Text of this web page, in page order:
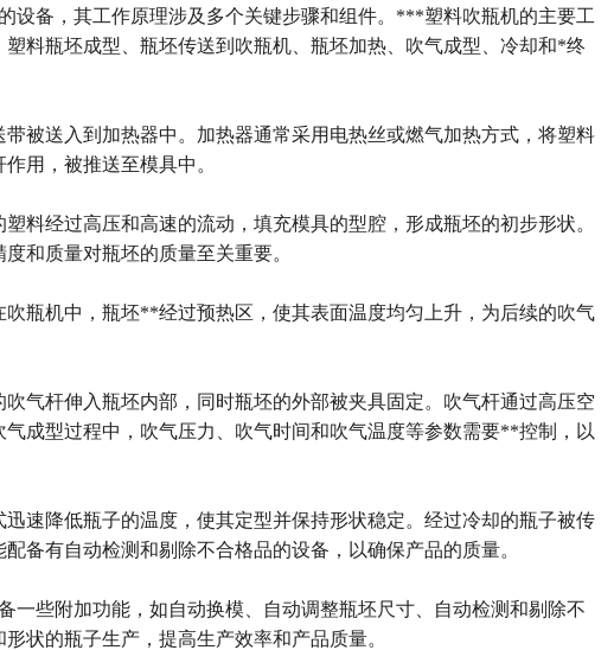
设备，其工作原理涉及多个关键步骤和组件。***塑料吹瓶机的主要工
料瓶坯成型、瓶坯传送到吹瓶机、瓶坯加热、吹气成型、冷却和*终
被送入到加热器中。加热器通常采用电热丝或燃气加热方式，将塑料
用，被推送至模具中。
料经过高压和高速的流动，填充模具的型腔，形成瓶坯的初步形状。
和质量对瓶坯的质量至关重要。
瓶机中，瓶坯**经过预热区，使其表面温度均匀上升，为后续的吹气
气杆伸入瓶坯内部，同时瓶坯的外部被夹具固定。吹气杆通过高压空
成型过程中，吹气压力、吹气时间和吹气温度等参数需要**控制，以
速降低瓶子的温度，使其定型并保持形状稳定。经过冷却的瓶子被传
备有自动检测和剔除不合格品的设备，以确保产品的质量。
一些附加功能，如自动换模、自动调整瓶坯尺寸、自动检测和剔除不
状的瓶子生产，提高生产效率和产品质量。